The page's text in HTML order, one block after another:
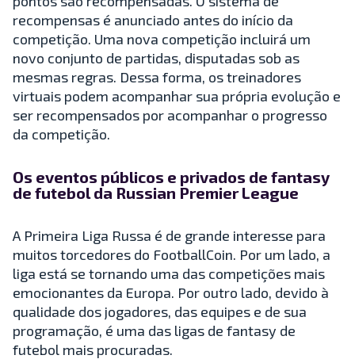
recompensas é anunciado antes do início da
competição. Uma nova competição incluirá um
novo conjunto de partidas, disputadas sob as
mesmas regras. Dessa forma, os treinadores
virtuais podem acompanhar sua própria evolução e
ser recompensados por acompanhar o progresso
da competição.
Os eventos públicos e privados de fantasy
de futebol da Russian Premier League
A Primeira Liga Russa é de grande interesse para
muitos torcedores do FootballCoin. Por um lado, a
liga está se tornando uma das competições mais
emocionantes da Europa. Por outro lado, devido à
qualidade dos jogadores, das equipes e de sua
programação, é uma das ligas de fantasy de
futebol mais procuradas.